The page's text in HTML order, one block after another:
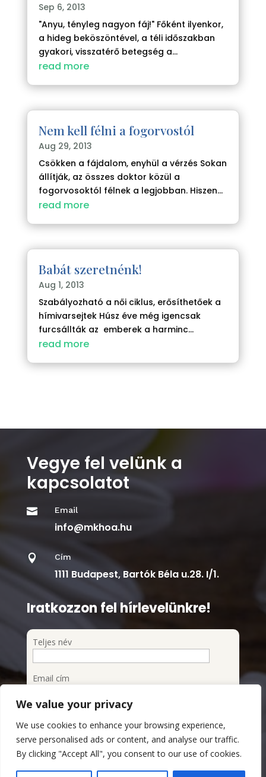
We value your privacy
We use cookies to enhance your browsing experience,
serve personalised ads or content, and analyse our traffic.
By clicking "Accept All", you consent to our use of cookies.
Sep 6, 2013
"Anyu, tényleg nagyon fáj!" Főként ilyenkor,
a hideg beköszöntével, a téli időszakban
gyakori, visszatérő betegség a...
read more
Nem kell félni a fogorvostól
Aug 29, 2013
Csökken a fájdalom, enyhül a vérzés Sokan
állítják, az összes doktor közül a
fogorvosoktól félnek a legjobban. Hiszen...
read more
Babát szeretnénk!
Aug 1, 2013
Szabályozható a női ciklus, erősíthetőek a
hímivarsejtek Húsz éve még igencsak
furcsállták az emberek a harminc...
read more
Vegye fel velünk a
kapcsolatot
 Email
info@mkhoa.hu
 Cím
1111 Budapest, Bartók Béla u.28. I/1.
Iratkozzon fel hírlevelünkre!
Teljes név
Email cím
Megismertem és elfogadom az Adatvédelmi
szabályzatot
Adatvédelmi Szabályzat